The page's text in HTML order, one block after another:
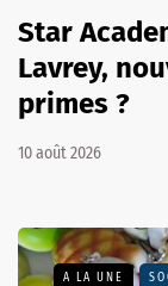
Star
Lavrey,
primes ?
10 août 2026
A LA UNE